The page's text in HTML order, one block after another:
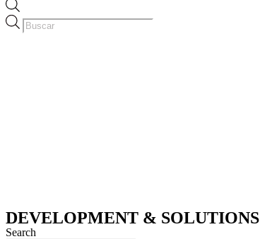
Búsqueda
de
DEVELOPMENT & SOLUTIONS
Search